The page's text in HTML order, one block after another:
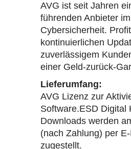
AVG ist seit Jahren
führenden Anbieter
Cybersicherheit.
kontinuierlichen
zuverlässigem
einer Geld-zurück-
Lieferumfang:
AVG Lizenz zur
Software.ESD Digital
Downloads werden
(nach Zahlung) per E-
zugestellt.